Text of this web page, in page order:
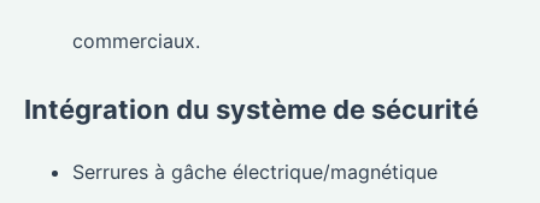
commerciaux.
Intégration du système de sécurité
Serrures à gâche électrique/magnétique